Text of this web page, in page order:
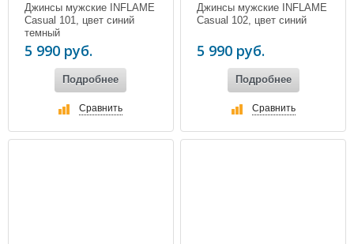
Джинсы мужские INFLAME
Casual 101, цвет синий
темный
5 990 руб.
Подробнее
Сравнить
Джинсы мужские INFLAME
Casual 102, цвет синий
5 990 руб.
Подробнее
Сравнить